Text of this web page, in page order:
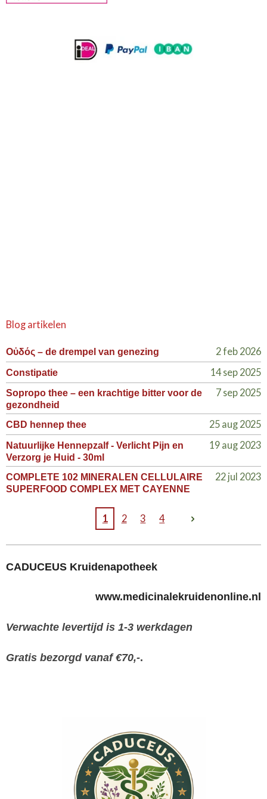
Blog artikelen
Οὐδός – de drempel van genezing 2 feb 2026
Constipatie 14 sep 2025
Sopropo thee – een krachtige bitter voor de
gezondheid
7 sep 2025
CBD hennep thee 25 aug 2025
Natuurlijke Hennepzalf - Verlicht Pijn en
Verzorg je Huid - 30ml
19 aug 2023
COMPLETE 102 MINERALEN CELLULAIRE
SUPERFOOD COMPLEX MET CAYENNE
22 jul 2023
1 2 3 4
CADUCEUS Kruidenapotheek
www.medicinalekruidenonline.nl
Verwachte levertijd is 1-3 werkdagen
Gratis bezorgd vanaf €70,-.